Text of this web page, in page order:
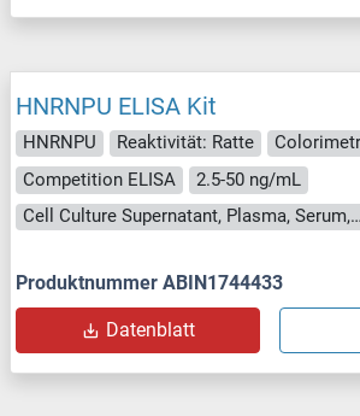
HNRNPU ELISA Kit
HNRNPU Reaktivität: Ratte
Competition ELISA
2.5-50 ng/mL
Cell Culture Supernatant, Plasma, Serum, Tissue Homogenate
Produktnummer ABIN1744433
Datenblatt